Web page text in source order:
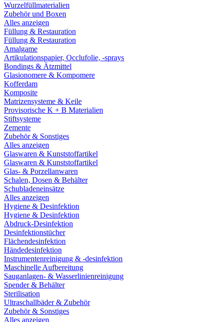
Wurzelfüllmaterialien
Zubehör und Boxen
Alles anzeigen
Füllung & Restauration
Füllung & Restauration
Amalgame
Artikulationspapier, Occlufolie, -sprays
Bondings & Ätzmittel
Glasionomere & Kompomere
Kofferdam
Komposite
Matrizensysteme & Keile
Provisorische K + B Materialien
Stiftsysteme
Zemente
Zubehör & Sonstiges
Alles anzeigen
Glaswaren & Kunststoffartikel
Glaswaren & Kunststoffartikel
Glas- & Porzellanwaren
Schalen, Dosen & Behälter
Schubladeneinsätze
Alles anzeigen
Hygiene & Desinfektion
Hygiene & Desinfektion
Abdruck-Desinfektion
Desinfektionstücher
Flächendesinfektion
Händedesinfektion
Instrumentenreinigung & -desinfektion
Maschinelle Aufbereitung
Sauganlagen- & Wasserlinienreinigung
Spender & Behälter
Sterilisation
Ultraschallbäder & Zubehör
Zubehör & Sonstiges
Alles anzeigen